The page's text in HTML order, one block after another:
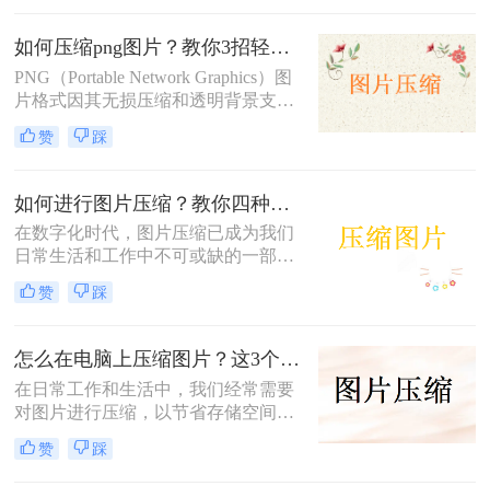
如何压缩png图片？教你3招轻松压缩！
PNG（Portable Network Graphics）图
片格式因其无损压缩和透明背景支持
而广受欢迎，但有时候文件大小可能
会过大，影响网页加载速度或文件传
本文将介绍三种压缩PNG图片的方
法，旨在帮助你在保持图像质量的前
提下减小文件大小。
赞 踩
如何进行图片压缩？教你四种实用方法！
在数字化时代，图片压缩已成为我们
日常生活和工作中不可或缺的一部
分。无论是为了节省存储空间，还是
为了加快图片在网络上的传输速度，
进行图片压缩呢？本文将为您介绍四
种实用的图片压缩方法。
赞 踩
怎么在电脑上压缩图片？这3个压缩方法分享！
在日常工作和生活中，我们经常需要
对图片进行压缩，以节省存储空间或
加快图片上传速度。那么怎么在电脑
上压缩图片呢？本文将介绍三种在电
赞 踩